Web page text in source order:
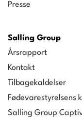
Presse
Salling Group
Årsrapport
Kontakt
Tilbagekaldelser
Fødevarestyrelsens
Salling Group